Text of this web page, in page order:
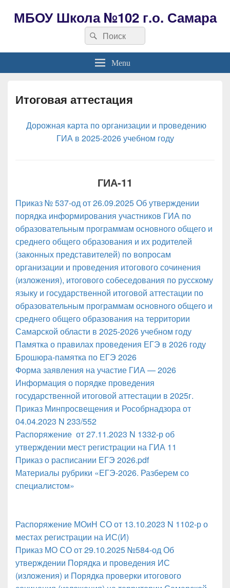
МБОУ Школа №102 г.о. Самара
Search
for:
Search
Menu
Итоговая аттестация
Дорожная карта по организации и проведению
ГИА в 2025-2026 учебном году
ГИА-11
Приказ № 537-од от 26.09.2025 Об утверждении
порядка информирования участников ГИА по
образовательным программам основного общего и
среднего общего образования и их родителей
(законных представителей) по вопросам
организации и проведения итогового сочинения
(изложения), итогового собеседования по русскому
языку и государственной итоговой аттестации по
образовательным программам основного общего и
среднего общего образования на территории
Самарской области в 2025-2026 учебном году
Памятка о правилах проведения ЕГЭ в 2026 году
Брошюра-памятка по ЕГЭ 2026
Форма заявления на участие ГИА — 2026
Информация о порядке проведения
государственной итоговой аттестации в 2025г.
Приказ Минпросвещения и Рособрнадзора от
04.04.2023 N 233/552
Распоряжение от 27.11.2023 N 1332-р об
утверждении мест регистрации на ГИА 11
Приказ о расписании ЕГЭ 2026.pdf
Материалы рубрики «ЕГЭ-2026. Разберем со
специалистом»
Распоряжение МОиН СО от 13.10.2023 N 1102-р о
местах регистрации на ИС(И)
Приказ МО СО от 29.10.2025 №584-од Об
утверждении Порядка и проведения ИС
(изложения) и Порядка проверки итогового